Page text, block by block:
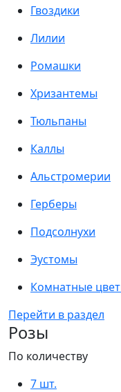
Гвоздики
Лилии
Ромашки
Хризантемы
Тюльпаны
Каллы
Альстромерии
Герберы
Подсолнухи
Эустомы
Комнатные
Перейти в раздел
Розы
По количеству
7 шт.